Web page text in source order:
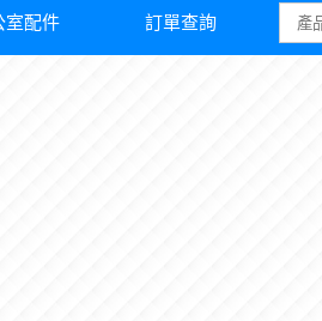
室配件 訂單查詢